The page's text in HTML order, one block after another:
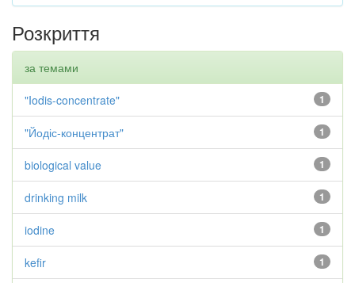
Розкриття
за темами
1
"Iodis-concentrate"
1
"Йодіс-концентрат"
1
biological value
1
drinking milk
1
iodine
1
kefir